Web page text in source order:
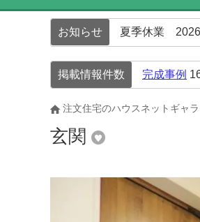
お知らせ 夏季休業
掲載情報件数 完成事例
注文住宅のハウスネットギャ
玄関